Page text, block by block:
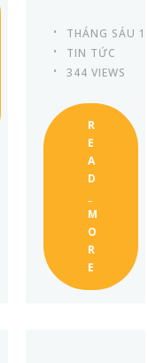
THÁNG SÁU
TIN TỨC
344 VIEWS
R
E
A
D
M
O
R
E